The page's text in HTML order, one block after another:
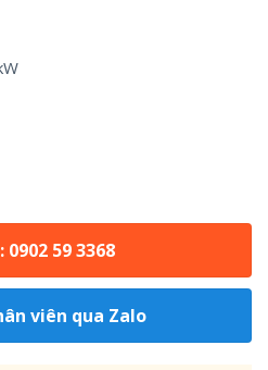
59 3368
viên qua Zalo